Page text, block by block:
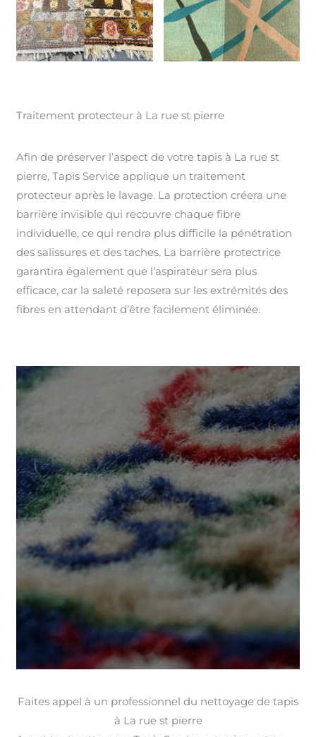
Traitement protecteur à La rue st pierre
Afin de préserver l’aspect de votre tapis à La rue st
pierre, Tapis Service applique un traitement
protecteur après le lavage. La protection créera une
barrière invisible qui recouvre chaque fibre
individuelle, ce qui rendra plus difficile la pénétration
des salissures et des taches. La barrière protectrice
garantira également que l’aspirateur sera plus
efficace, car la saleté reposera sur les extrémités des
fibres en attendant d’être facilement éliminée.
Faites appel à un professionnel du nettoyage de tapis
à La rue st pierre